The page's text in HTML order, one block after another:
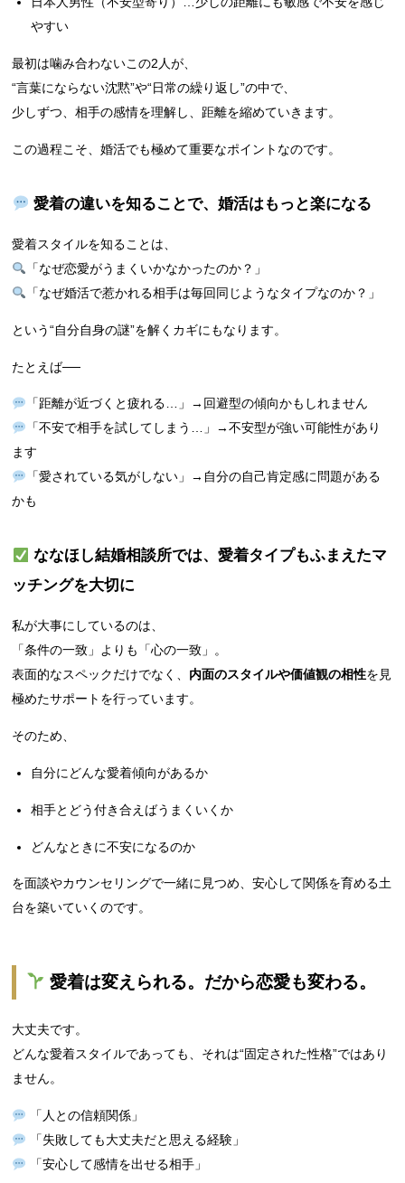
やすい
最初は噛み合わないこの2人が、
“言葉にならない沈黙”や“日常の繰り返し”の中で、
少しずつ、相手の感情を理解し、距離を縮めていきます。
この過程こそ、婚活でも極めて重要なポイントなのです。
愛着の違いを知ることで、婚活はもっと楽になる
愛着スタイルを知ることは、
「なぜ恋愛がうまくいかなかったのか？」
「なぜ婚活で惹かれる相手は毎回同じようなタイプなのか？」
という“自分自身の謎”を解くカギにもなります。
たとえば──
「距離が近づくと疲れる…」→回避型の傾向かもしれません
「不安で相手を試してしまう…」→不安型が強い可能性があり
ます
「愛されている気がしない」→自分の自己肯定感に問題がある
かも
ななほし結婚相談所では、愛着タイプもふまえたマ
ッチングを大切に
私が大事にしているのは、
「条件の一致」よりも「心の一致」。
表面的なスペックだけでなく、 内面のスタイルや価値観の相性を見
極めたサポートを行っています。
そのため、
自分にどんな愛着傾向があるか
相手とどう付き合えばうまくいくか
どんなときに不安になるのか
を面談やカウンセリングで一緒に見つめ、安心して関係を育める土
台を築いていくのです。
愛着は変えられる。だから恋愛も変わる。
大丈夫です。
どんな愛着スタイルであっても、それは“固定された性格”ではあり
ません。
「人との信頼関係」
「失敗しても大丈夫だと思える経験」
「安心して感情を出せる相手」